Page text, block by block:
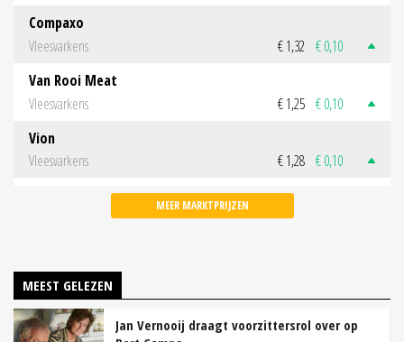
Compaxo
Vleesvarkens
€ 1,32 € 0,10
Van Rooi Meat
Vleesvarkens
€ 1,25 € 0,10
Vion
Vleesvarkens
€ 1,28 € 0,10
MEER MARKTPRIJZEN
MEEST GELEZEN
Jan Vernooij draagt voorzittersrol over op